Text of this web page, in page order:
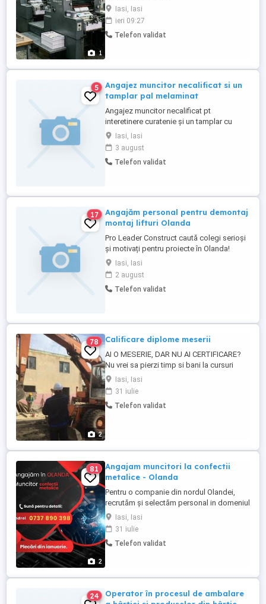
1
3d,serigrafie,deboss,holograme,cerneala
termosensibila si fluorescenta,etichete
multipagina,hotfoil,coldfoil. Operator
masina de confecționat sacoșe si pungi
Iasi, Iasi
ieri 09:27
Telefon validat
5
Angajez muncitor necalificat si un
tamplar pal melaminat
Angajez muncitor necalificat pt
interetinere curatenie și un tamplar cu
experienta în pal melaminat
Iasi, Iasi
3 august
Telefon validat
17
Angajăm personal pentru demontaj
montaj lifturi Olanda
Pro Leader Construct caută colegi serioși
și motivați pentru proiecte în Olanda!
Locație: Diverse orașe din Olanda Salariu:
între 1800-3500 net lună (în funcție de
experiență) Cazare asigurată gratuit pe
teritoriul Olandei Cerințe: Experiență în
Iasi, Iasi
2 august
Telefon validat
2
78 Calificare diplome meserii
AI O MESERIE, DAR NU AI CERTIFICARE?
Nu vrei sa pierzi timp si bani la cursuri
costisitoare? Avem solutia pentru tine!
Daca practici deja una dintre meseriile din
oferta noastra, este suficient sa sustii o
evaluare pentru a obtine certificatul de
Iasi, Iasi
31 iulie
Telefon validat
2
81
Angajam muncitori la confectii
metalice - Olanda
Pentru o companie din nordul Olandei,
recrutăm și selectăm personal in domeniul
confectiilor metalice. se lucreaza la
polizor, vopsitorie, debitare, stivuitor.
Salariu atractiv. SE CERE: vorbirea limbii
engleze posibilitatea de a munci zilnic în
Iasi, Iasi
31 iulie
Telefon validat
24
Operator în procesul de ambalare